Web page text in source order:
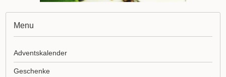
Menu
Adventskalender
Geschenke